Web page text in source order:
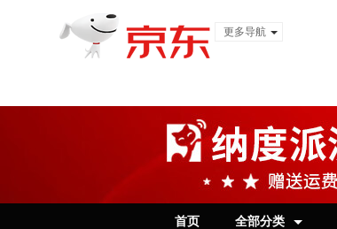
更多导航
首页 全部分类